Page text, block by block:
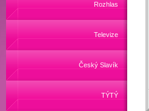
Rozhlas
Televize
Český Slavík
TÝTÝ